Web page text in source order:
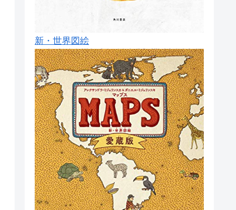
新・世界図絵